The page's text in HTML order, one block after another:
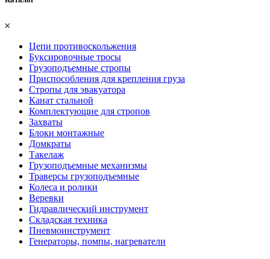
𐄂
Цепи противоскольжения
Буксировочные тросы
Грузоподъемные стропы
Приспособления для крепления груза
Стропы для эвакуатора
Канат стальной
Комплектующие для стропов
Захваты
Блоки монтажные
Домкраты
Такелаж
Грузоподъемные механизмы
Траверсы грузоподъемные
Колеса и ролики
Веревки
Гидравлический инструмент
Складская техника
Пневмоинструмент
Генераторы, помпы, нагреватели